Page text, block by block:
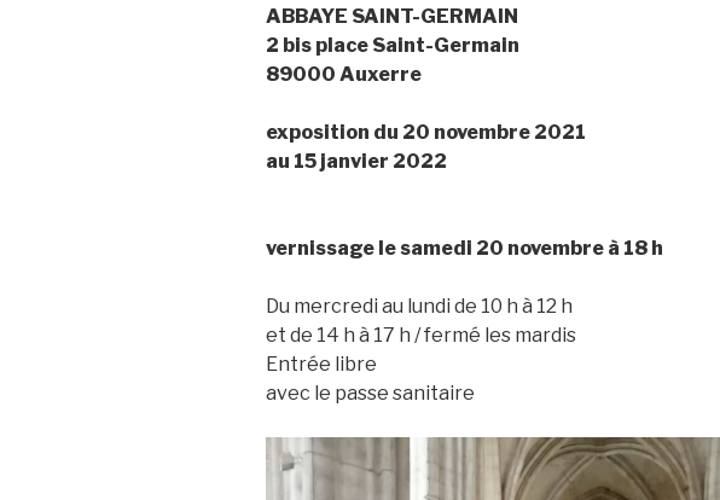
ABBAYE SAINT-GERMAIN
2 bis place Saint-Germain
89000 Auxerre
exposition du 20 novembre 2021
au 15 janvier 2022
vernissage le samedi 20 novembre à 18 h
Du mercredi au lundi de 10 h à 12 h
et de 14 h à 17 h / fermé les mardis
Entrée libre
avec le passe sanitaire